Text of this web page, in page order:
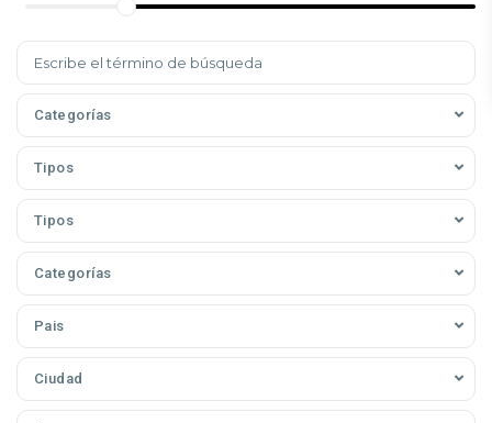
Categorías
Tipos
Tipos
Categorías
Pais
Ciudad